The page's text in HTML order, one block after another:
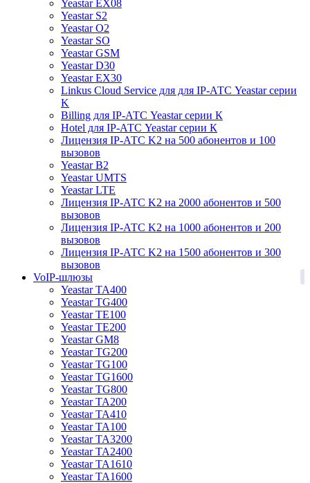
Yeastar EX08
Yeastar S2
Yeastar O2
Yeastar SO
Yeastar GSM
Yeastar D30
Yeastar EX30
Linkus Cloud Service для для IP-АТС Yeastar серии
K
Billing для IP-АТС Yeastar серии К
Hotel для IP-АТС Yeastar серии К
Лицензия IP-АТС K2 на 500 абонентов и 100
вызовов
Yeastar B2
Yeastar UMTS
Yeastar LTE
Лицензия IP-АТС K2 на 2000 абонентов и 500
вызовов
Лицензия IP-АТС K2 на 1000 абонентов и 200
вызовов
Лицензия IP-АТС K2 на 1500 абонентов и 300
вызовов
VoIP-шлюзы
Yeastar TA400
Yeastar TG400
Yeastar TE100
Yeastar TE200
Yeastar GM8
Yeastar TG200
Yeastar TG100
Yeastar TG1600
Yeastar TG800
Yeastar TA200
Yeastar TA410
Yeastar TA100
Yeastar TA3200
Yeastar TA2400
Yeastar TA1610
Yeastar TA1600